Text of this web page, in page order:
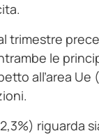
trimestre
le
all’area Ue
riguarda